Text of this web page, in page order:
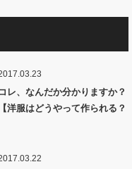
コレ、なんだか分かりますか？
【洋服はどうやって作られる？